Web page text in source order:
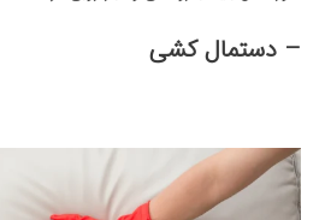
– دستمال کشی